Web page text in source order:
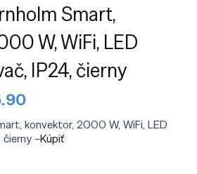
Smart,
W, WiFi, LED
IP24, čierny
Aktuálna
je:
€125.90.
konvektor, 2000 W, WiFi, LED
čierny –Kúpiť